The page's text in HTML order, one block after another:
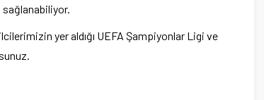
yer aldığı UEFA Şampiyonlar Ligi ve